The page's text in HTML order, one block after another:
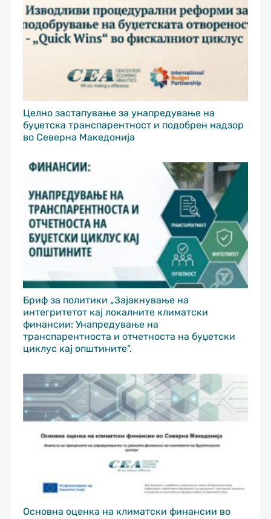
Целно застапување за унапредување на
буџетска транспарентност и подобрен надзор
во Северна Македонија
Бриф за политики „Зајакнување на
интегритетот кај локалните климатски
финансии: Унапредување на
транспарентноста и отчетноста на буџетски
циклус кај општините“.
Основна оценка на климатски финансии во